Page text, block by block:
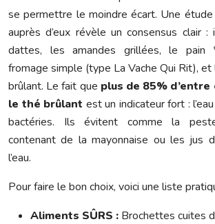
se permettre le moindre écart. Une
auprès d’eux révèle un consensus clair
dattes, les amandes grillées, le pain
fromage simple (type La Vache Qui Rit),
brûlant. Le fait que plus de 85%
le thé brûlant est un indicateur fort :
bactéries. Ils évitent comme la
contenant de la mayonnaise ou les jus
l’eau.
Pour faire le bon choix, voici une liste
Aliments SÛRS : Brochettes cuites